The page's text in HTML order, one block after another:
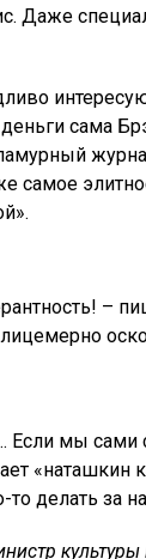
Даже
сама
самое
–
Если мы сами
«наташкин
делать за
культуры